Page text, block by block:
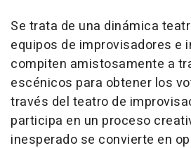
Se trata de una dinámica
equipos de improvisadores e
compiten amistosamente a
escénicos para obtener los
través del teatro de
participa en un proceso
inesperado se convierte en